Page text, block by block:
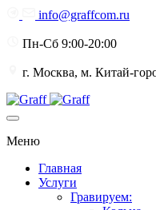
info@graffcom.ru
Пн-Сб 9:00-20:00
г. Москва, м. Китай-
Меню
Главная
Услуги
Гравируем: